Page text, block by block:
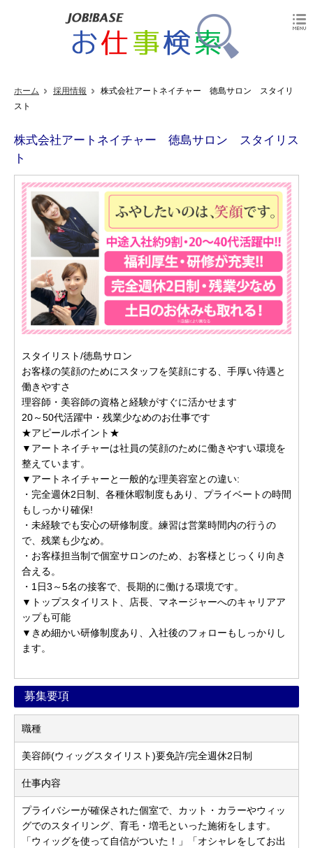
ホーム 採用情報
株式会社アートネイチャー 徳島サロン スタイリ
スト
株式会社アートネイチャー 徳島サロン スタイリス
ト
スタイリスト/徳島サロン
お客様の笑顔のためにスタッフを笑顔にする、手厚い待遇と
働きやすさ
理容師・美容師の資格と経験がすぐに活かせます
20～50代活躍中・残業少なめのお仕事です
★アピールポイント★
▼アートネイチャーは社員の笑顔のために働きやすい環境を
整えています。
▼アートネイチャーと一般的な理美容室との違い:
・完全週休2日制、各種休暇制度もあり、プライベートの時間
もしっかり確保!
・未経験でも安心の研修制度。練習は営業時間内の行うの
で、残業も少なめ。
・お客様担当制で個室サロンのため、お客様とじっくり向き
合える。
・1日3～5名の接客で、長期的に働ける環境です。
▼トップスタイリスト、店長、マネージャーへのキャリアア
ップも可能
▼きめ細かい研修制度あり、入社後のフォローもしっかりし
ます。
募集要項
職種
美容師(ウィッグスタイリスト)要免許/完全週休2日制
仕事内容
プライバシーが確保された個室で、カット・カラーやウィッ
グでのスタイリング、育毛・増毛といった施術をします。
「ウィッグを使って自信がついた！」「オシャレをしてお出